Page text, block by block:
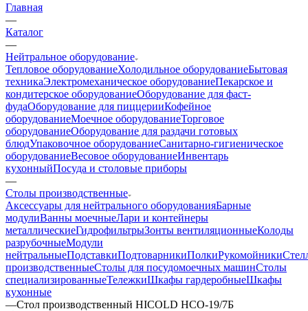
Главная
—
Каталог
—
Нейтральное оборудование
Тепловое оборудованиеХолодильное оборудованиеБытовая
техникаЭлектромеханическое оборудованиеПекарское и
кондитерское оборудованиеОборудование для фаст-
фудаОборудование для пиццерииКофейное
оборудованиеМоечное оборудованиеТорговое
оборудованиеОборудование для раздачи готовых
блюдУпаковочное оборудованиеСанитарно-гигиеническое
оборудованиеВесовое оборудованиеИнвентарь
кухонныйПосуда и столовые приборы
—
Столы производственные
Аксессуары для нейтрального оборудованияБарные
модулиВанны моечныеЛари и контейнеры
металлическиеГидрофильтрыЗонты вентиляционныеКолоды
разрубочныеМодули
нейтральныеПодставкиПодтоварникиПолкиРукомойники
производственныеСтолы для посудомоечных машинСтолы
специализированныеТележкиШкафы гардеробныеШкафы
кухонные
—Стол производственный HICOLD НСО-19/7Б